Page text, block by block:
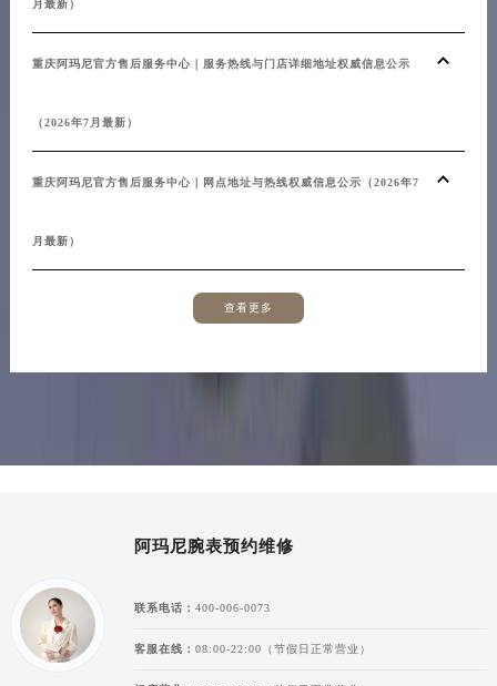
月最新）
重庆阿玛尼官方售后服务中心｜服务热线与门店详细地址权威信息公示
（2026年7月最新）
重庆阿玛尼官方售后服务中心｜网点地址与热线权威信息公示（2026年7
月最新）
查看更多
阿玛尼腕表预约维修
联系电话： 400-006-0073
客服在线： 08:00-22:00（节假日正常营业）